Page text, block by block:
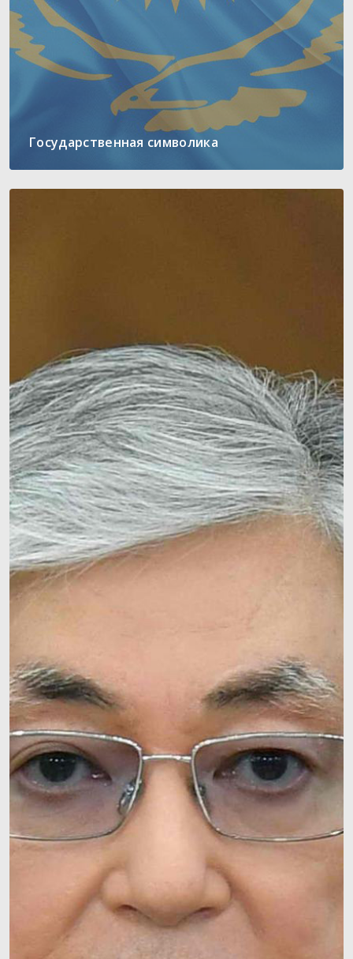
Государственная символика